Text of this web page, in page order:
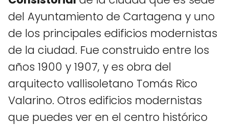
del Ayuntamiento de Cartagena y uno
de los principales edificios modernistas
de la ciudad. Fue construido entre los
años 1900 y 1907, y es obra del
arquitecto vallisoletano Tomás Rico
Valarino. Otros edificios modernistas
que puedes ver en el centro histórico